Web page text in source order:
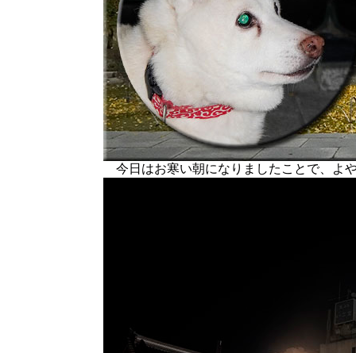
今日はお寒い朝になりましたことで、よ